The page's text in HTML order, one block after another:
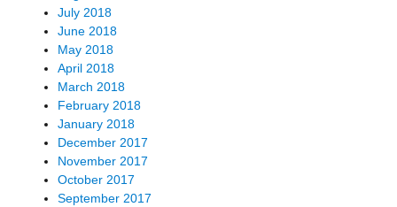
July 2018
June 2018
May 2018
April 2018
March 2018
February 2018
January 2018
December 2017
November 2017
October 2017
September 2017